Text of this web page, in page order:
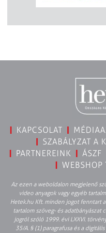
KAPCSOLAT
SZABÁLYZAT A
PARTNEREINK
ÁSZF
WEBSHOP
Az ezen a weboldalon megjelenő
video anyagok vagy egyéb
Hetek.hu Kft. minden jogot fenntart
tartalom szöveg- és adatbányászat
jogról szóló 1999. évi LXXVI.
35/A. § (1) paragrafusa és a